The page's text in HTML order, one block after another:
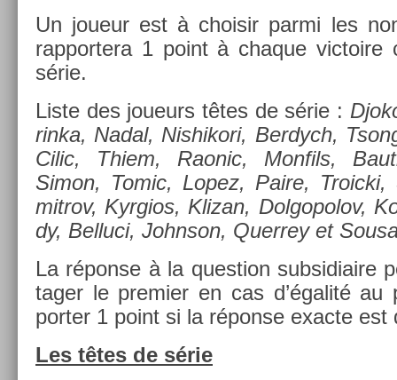
Un joueur est à choisir parmi les
rap­portera 1 point à chaque vic­toire
série.
Liste des joueurs têtes de série :
rinka, Nadal, Nis­hikori, Be­rdych,
Cilic, Thiem, Raonic, Mon­fils,
Simon, Tomic, Lopez, Paire,
mit­rov, Kyr­gios, Klizan, Dol­gopolov,
dy, Be­lluci, Johnson, Quer­rey et
La réponse à la ques­tion sub­sidiaire
tag­er le pre­mi­er en cas d’égalité
port­er 1 point si la réponse ex­ac­te est
Les têtes de série